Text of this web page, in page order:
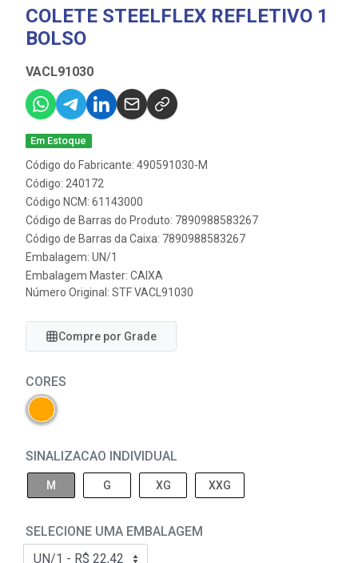
COLETE STEELFLEX REFLETIVO 1
BOLSO
VACL91030
Em Estoque
Código do Fabricante: 490591030-M
Código: 240172
Código NCM: 61143000
Código de Barras do Produto: 7890988583267
Código de Barras da Caixa: 7890988583267
Embalagem: UN/1
Embalagem Master: CAIXA
Número Original: STF VACL91030
Compre por Grade
CORES
SINALIZACAO INDIVIDUAL
M G XG XXG
SELECIONE UMA EMBALAGEM